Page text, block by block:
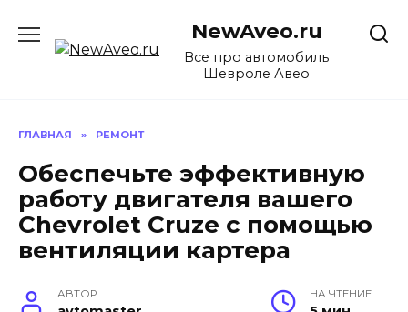
содержанию
NewAveo.ru
Все про автомобиль
Шевроле Авео
ГЛАВНАЯ » РЕМОНТ
Обеспечьте эффективную
работу двигателя вашего
Chevrolet Cruze с помощью
вентиляции картера
АВТОР НА ЧТЕНИЕ